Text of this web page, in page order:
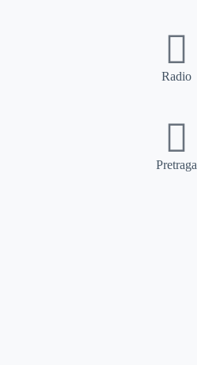
Radio
Pretraga